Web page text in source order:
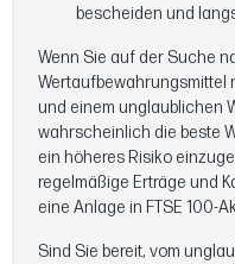
bescheiden und
Wenn Sie auf der Suche
Wertaufbewahrungsmittel
und einem unglaublichen
wahrscheinlich die beste
ein höheres Risiko
regelmäßige Erträge und
eine Anlage in FTSE 100-
Sind Sie bereit, vom